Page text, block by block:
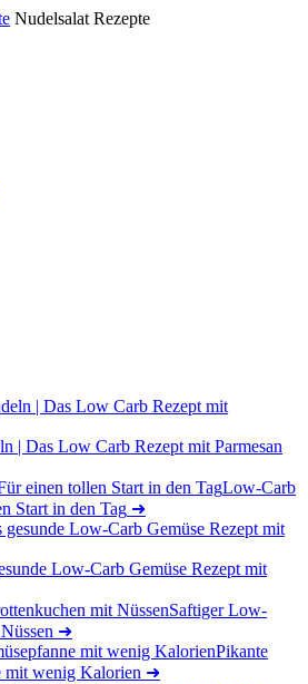
Nudelsalat Rezepte
| Das Low Carb Rezept mit Parmesan
Low-Carb
Start in den Tag ➜
Low-Carb Gemüse Rezept mit
Saftiger Low-
➜
Pikante
mit wenig Kalorien ➜